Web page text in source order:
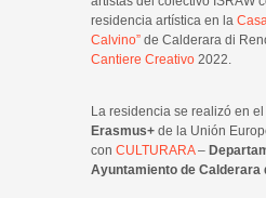
residencia artística en la
Calvino” de Calderara di
Cantiere Creativo 2022.
La residencia se realizó en
Erasmus+ de la Unión
con CULTURARA–
Ayuntamiento de Calderara